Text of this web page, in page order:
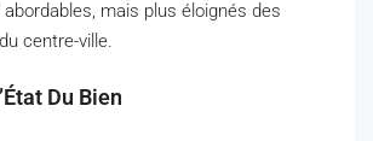
mais plus éloignés des
centre-ville.
Du Bien